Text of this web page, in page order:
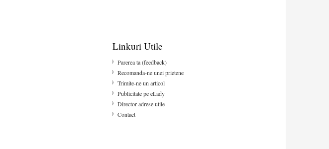
Linkuri Utile
Parerea ta (feedback)
Recomanda-ne unei prietene
Trimite-ne un articol
Publicitate pe eLady
Director adrese utile
Contact